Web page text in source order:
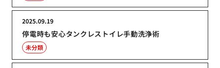
停電時も安心タンクレストイレ手動洗浄術
2025.09.19
未分類